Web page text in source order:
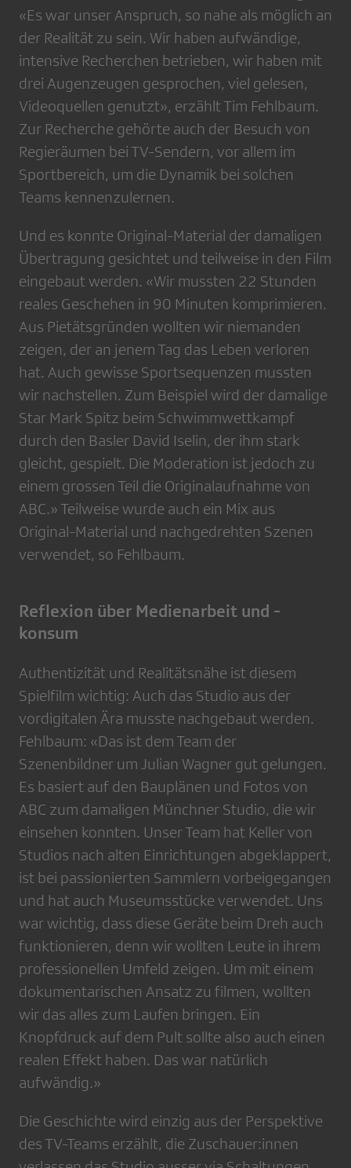
«Es war unser Anspruch, so nahe als möglich an
der Realität zu sein. Wir haben aufwändige,
intensive Recherchen betrieben, wir haben mit
drei Augenzeugen gesprochen, viel gelesen,
Videoquellen genutzt», erzählt Tim Fehlbaum.
Zur Recherche gehörte auch der Besuch von
Regieräumen bei TV-Sendern, vor allem im
Sportbereich, um die Dynamik bei solchen
Teams kennenzulernen.
Und es konnte Original-Material der damaligen
Übertragung gesichtet und teilweise in den Film
eingebaut werden. «Wir mussten 22 Stunden
reales Geschehen in 90 Minuten komprimieren.
Aus Pietätsgründen wollten wir niemanden
zeigen, der an jenem Tag das Leben verloren
hat. Auch gewisse Sportsequenzen mussten
wir nachstellen. Zum Beispiel wird der damalige
Star Mark Spitz beim Schwimmwettkampf
durch den Basler David Iselin, der ihm stark
gleicht, gespielt. Die Moderation ist jedoch zu
einem grossen Teil die Originalaufnahme von
ABC.» Teilweise wurde auch ein Mix aus
Original-Material und nachgedrehten Szenen
verwendet, so Fehlbaum.
Reflexion über Medienarbeit und -
konsum
Authentizität und Realitätsnähe ist diesem
Spielfilm wichtig: Auch das Studio aus der
vordigitalen Ära musste nachgebaut werden.
Fehlbaum: «Das ist dem Team der
Szenenbildner um Julian Wagner gut gelungen.
Es basiert auf den Bauplänen und Fotos von
ABC zum damaligen Münchner Studio, die wir
einsehen konnten. Unser Team hat Keller von
Studios nach alten Einrichtungen abgeklappert,
ist bei passionierten Sammlern vorbeigegangen
und hat auch Museumsstücke verwendet. Uns
war wichtig, dass diese Geräte beim Dreh auch
funktionieren, denn wir wollten Leute in ihrem
professionellen Umfeld zeigen. Um mit einem
dokumentarischen Ansatz zu filmen, wollten
wir das alles zum Laufen bringen. Ein
Knopfdruck auf dem Pult sollte also auch einen
realen Effekt haben. Das war natürlich
aufwändig.»
Die Geschichte wird einzig aus der Perspektive
des TV-Teams erzählt, die Zuschauer:innen